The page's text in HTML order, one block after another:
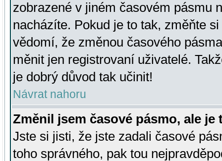
zobrazené v jiném časovém pásmu
nacházíte. Pokud je to tak, změňte
vědomí, že změnou časového
měnit jen registrovaní uživatelé.
je dobrý důvod tak učinit!
Návrat nahoru
Změnil jsem časové pásmo, ale je
Jste si jisti, že jste zadali časové
toho správného, pak tou